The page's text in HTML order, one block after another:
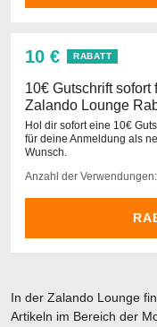
10 € RABATT
10€ Gutschrift
Zalando Lounge
Hol dir sofort eine 10€
für deine Anmeldung als
Wunsch.
Anzahl der
In der Zalando Lounge
Artikeln im Bereich der